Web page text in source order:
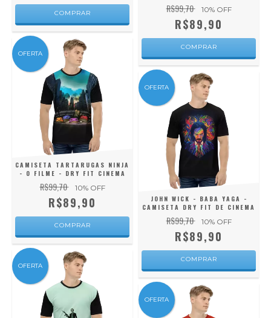
COMPRAR R$99,70 10% OFF
R$89,90
COMPRAR
OFERTA
CAMISETA TARTARUGAS NINJA
- O FILME - DRY FIT CINEMA
R$99,70 10% OFF
R$89,90
COMPRAR
OFERTA
JOHN WICK - BABA YAGA -
CAMISETA DRY FIT DE CINEMA
R$99,70 10% OFF
R$89,90
COMPRAR
OFERTA
OFERTA